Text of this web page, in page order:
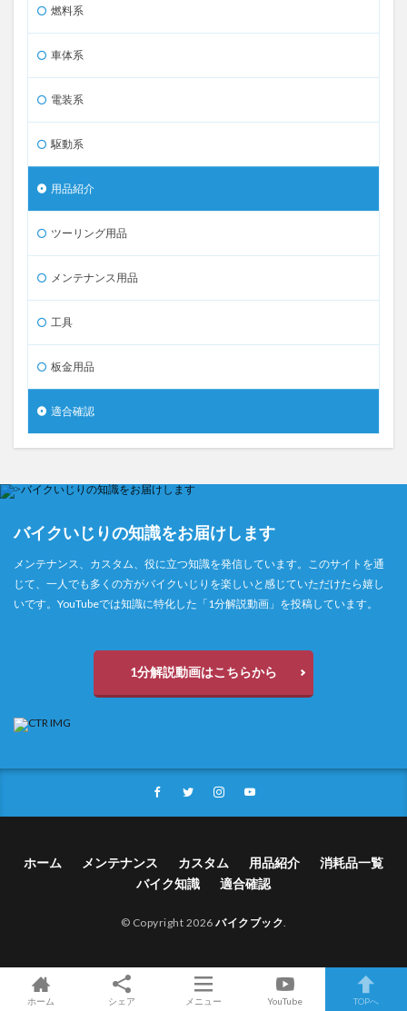
燃料系
車体系
電装系
駆動系
用品紹介
ツーリング用品
メンテナンス用品
工具
板金用品
適合確認
バイクいじりの知識をお届けします
メンテナンス、カスタム、役に立つ知識を発信しています。このサイトを通
じて、一人でも多くの方がバイクいじりを楽しいと感じていただけたら嬉し
いです。YouTubeでは知識に特化した「1分解説動画」を投稿しています。
1分解説動画はこちらから
ホーム メンテナンス カスタム 用品紹介
消耗品一覧
バイク知識
適合確認
© Copyright 2026 バイクブック.
ホーム シェア メニュー YouTube TOPへ